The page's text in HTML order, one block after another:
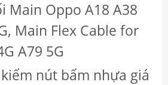
Main Oppo A18 A38
Main Flex Cable for
A79 5G
nút bấm nhựa giá